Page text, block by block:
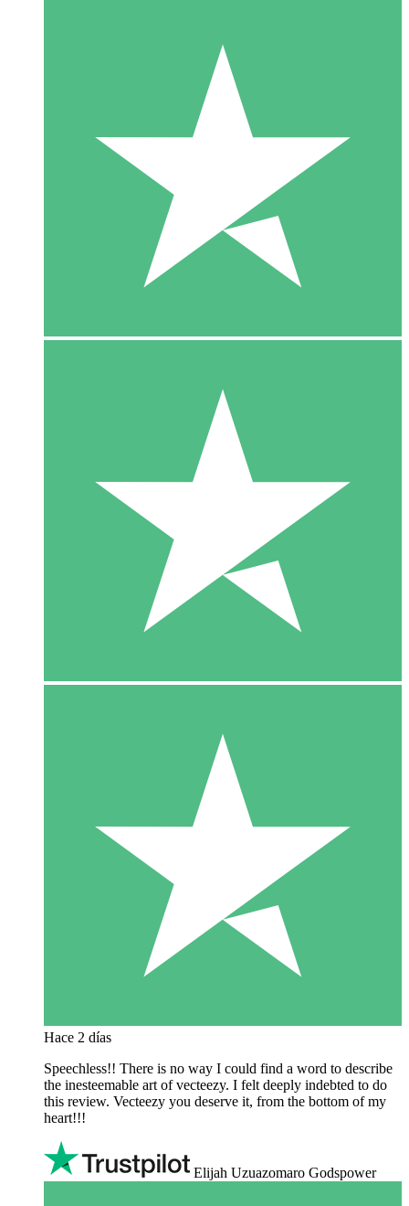
Hace 2 días
Speechless!! There is no way I could find a word to describe
the inesteemable art of vecteezy. I felt deeply indebted to do
this review. Vecteezy you deserve it, from the bottom of my
heart!!!
Elijah Uzuazomaro Godspower